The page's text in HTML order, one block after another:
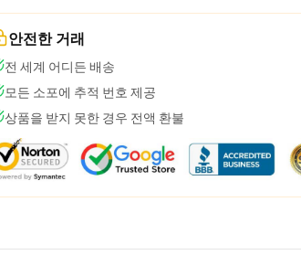
안전한 거래
전 세계 어디든 배송
모든 소포에 추적 번호 제공
상품을 받지 못한 경우 전액 환불